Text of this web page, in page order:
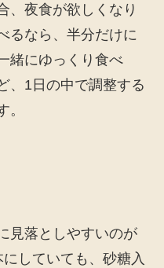
、夜食が欲しくなり
るなら、半分だけに
緒にゆっくり食べ
、1日の中で調整する
。
見落としやすいのが
していても、砂糖入